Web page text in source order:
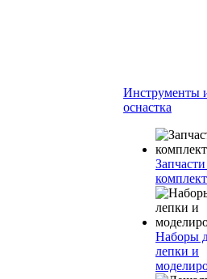
Инструменты
оснастка
Наборы
лепки и